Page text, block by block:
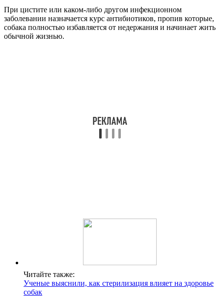
При цистите или каком-либо другом инфекционном
заболевании назначается курс антибиотиков, пропив которые,
собака полностью избавляется от недержания и начинает жить
обычной жизнью.
Читайте также:
Ученые выяснили, как стерилизация влияет на здоровье
собак